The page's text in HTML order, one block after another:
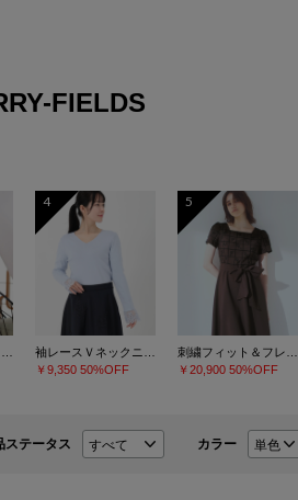
FIELDS
レース襟付きペプラムプルオーバー
4
袖レースＶネックニット
￥9,350 50%OFF
5
刺繍フィット＆フレアーワンピース
￥20,900 50%OFF
ステータス カラー